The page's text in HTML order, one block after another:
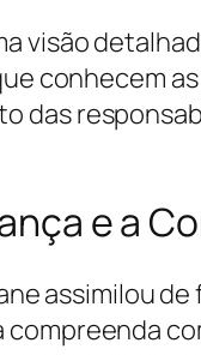
visão
conhecem
das
e a
assimilou